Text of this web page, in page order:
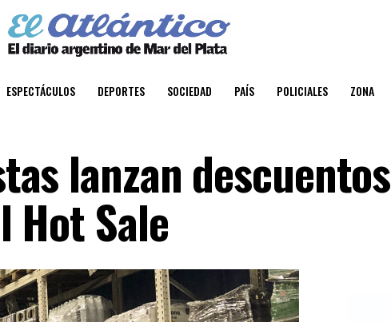
ESPECTÁCULOS DEPORTES SOCIEDAD PAÍS POLICIALES ZONA
lanzan descuentos
Hot Sale